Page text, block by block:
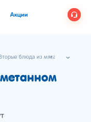
Акции
Вторые блюда из мяса